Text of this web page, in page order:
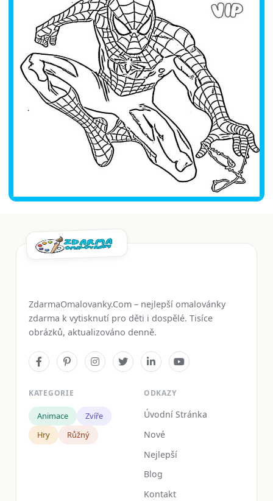
ZdarmaOmalovanky.Com – nejlepší omalovánky
zdarma k vytisknutí pro děti i dospělé. Tisíce
obrázků, aktualizováno denně.
KATEGORIE
Animace
Zvíře
Hry
Růžný
ODKAZY
Úvodní Stránka
Nové
Nejlepší
Blog
Kontakt